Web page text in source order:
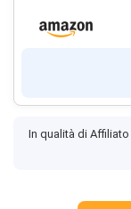
In qualità di